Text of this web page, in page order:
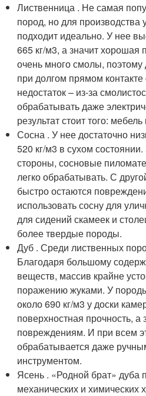
Лиственница . Не самая
пород, но для производства
подходит идеально. У нее
665 кг/м3, а значит хорошая
очень много смолы,
при долгом прямом
недостаток – из-за
обрабатывать даже
результат стоит того:
Сосна . У нее достаточно
520 кг/м3 в сухом состоянии.
стороны, сосновые
легко обрабатывать. С
быстро остаются
использовать сосну для
для сидений скамеек и
более твердые породы.
Дуб . Среди лиственных
Благодаря большому
веществ, массив крайне
поражению жуками. У
около 690 кг/м3 у доски
поверхностная прочность, а
повреждениям. И при всем
обрабатывается даже
инструментом.
Ясень . «Родной брат» дуба
механических и химических